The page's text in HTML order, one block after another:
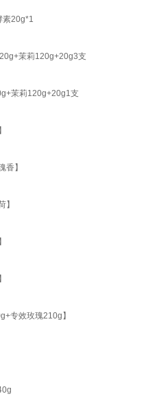
素20g*1
茉莉120g+20g3支
茉莉120g+20g1支
】
】
专效玫瑰210g】